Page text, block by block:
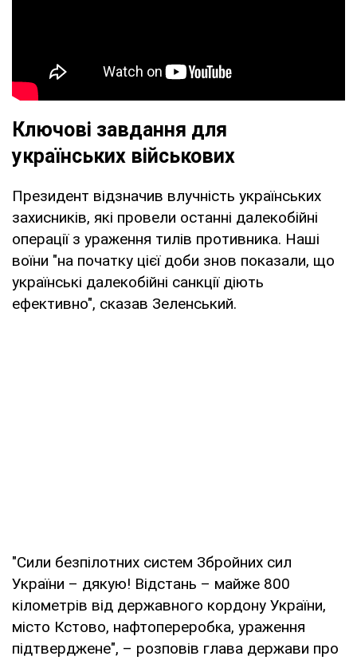
Ключові завдання для
українських військових
Президент відзначив влучність українських
захисників, які провели останні далекобійні
операції з ураження тилів противника. Наші
воїни "на початку цієї доби знов показали, що
українські далекобійні санкції діють
ефективно", сказав Зеленський.
"Сили безпілотних систем Збройних сил
України – дякую! Відстань – майже 800
кілометрів від державного кордону України,
місто Кстово, нафтопереробка, ураження
підтверджене", – розповів глава держави про